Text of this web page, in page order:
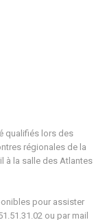
qualifiés lors des
régionales de la
à la salle des Atlantes
pour assister
ou par mail